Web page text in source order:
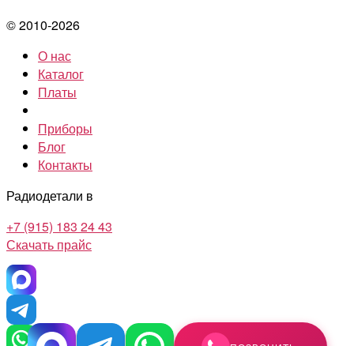
© 2010-2026
О нас
Каталог
Платы
Приборы
Блог
Контакты
Радиодетали в
+7 (915) 183 24 43
Скачать прайс